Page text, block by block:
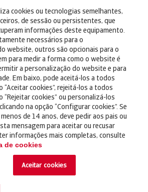
y Caución
cookies ou tecnologias semelhantes,
de sessão ou persistentes, que
informações deste equipamento.
necessários para o
website, outros são opcionais para o
para medir a forma como o website é
a personalização do website e para
Em baixo, pode aceitá-los a todos
“Aceitar cookies”, rejeitá-los a todos
“Rejeitar cookies” ou personalizá-los
na opção “Configurar cookies”. Se
de 14 anos, deve pedir aos pais ou
mensagem para aceitar ou recusar
informações mais completas, consulte
de cookies
Aceitar cookies